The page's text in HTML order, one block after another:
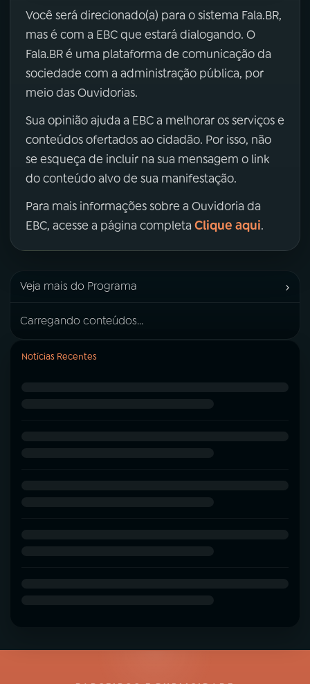
Você será direcionado(a) para o sistema Fala.BR,
mas é com a EBC que estará dialogando. O
Fala.BR é uma plataforma de comunicação da
sociedade com a administração pública, por
meio das Ouvidorias.
Sua opinião ajuda a EBC a melhorar os serviços e
conteúdos ofertados ao cidadão. Por isso, não
se esqueça de incluir na sua mensagem o link
do conteúdo alvo de sua manifestação.
Para mais informações sobre a Ouvidoria da
EBC, acesse a página completa Clique aqui.
Veja mais do Programa ›
Carregando conteúdos...
Notícias Recentes